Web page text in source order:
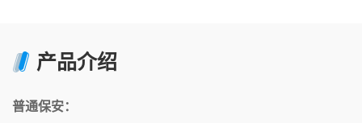
产品介绍
普通保安：